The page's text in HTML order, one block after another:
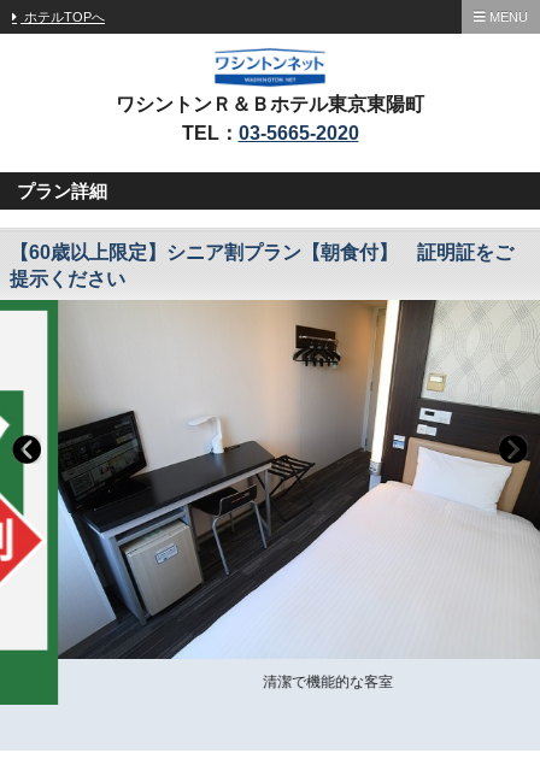
ホテルTOPへ MENU
ワシントンＲ＆Ｂホテル東京東陽町
TEL： 03-5665-2020
プラン詳細
【60歳以上限定】シニア割プラン【朝食付】 証明証をご
提示ください
清潔で機能的な客室